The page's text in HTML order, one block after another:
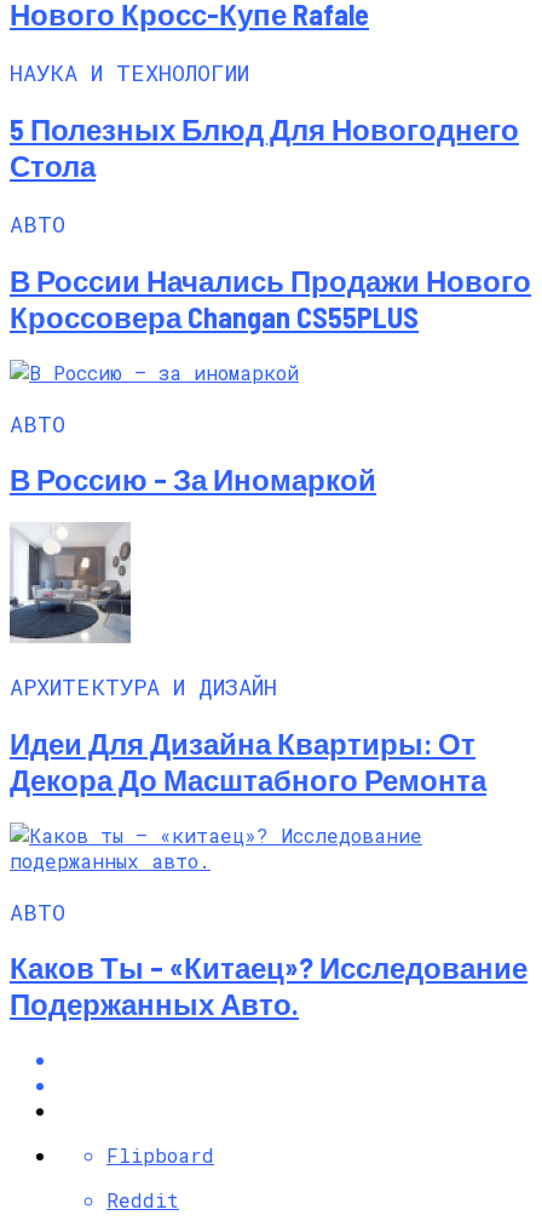
Нового Кросс-Купе Rafale
НАУКА И ТЕХНОЛОГИИ
5 Полезных Блюд Для Новогоднего
Стола
АВТО
В России Начались Продажи Нового
Кроссовера Changan CS55PLUS
АВТО
В Россию – За Иномаркой
АРХИТЕКТУРА И ДИЗАЙН
Идеи Для Дизайна Квартиры: От
Декора До Масштабного Ремонта
АВТО
Каков Ты – «китаец»? Исследование
Подержанных Авто.
Flipboard
Reddit